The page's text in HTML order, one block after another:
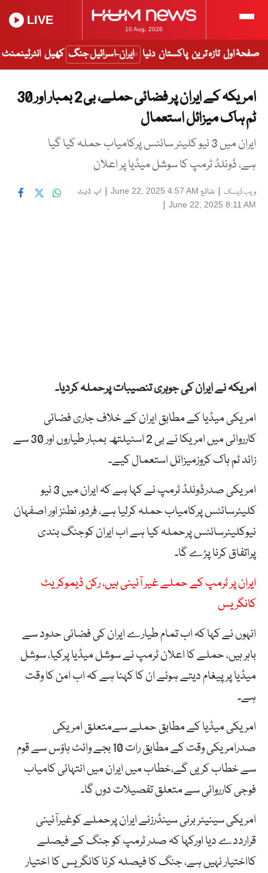
10 Aug, 2026
LIVE
صفحۂ اول تازہ ترین پاکستان دنیا ایران-اسرائیل جنگ کھیل انٹرٹینمنٹ
امریکہ کے ایران پر فضائی حملے، بی 2 بمبار اور 30
ٹم ہاک میزائل استعمال
ایران میں 3 نیو کلیئر سائٹس پرکامیاب حملہ کیا گیا
ہے، ڈونلڈ ٹرمپ کا سوشل میڈیا پر اعلان
ویب ڈیسک | شائع June 22, 2025 4:57 AM
| اپ ڈیٹ
June 22, 2025 8:11 AM
|
امریکہ نے ایران کی جوہری تنصیبات پرحملہ کردیا۔
امریکی میڈیا کے مطابق ایران کے خلاف جاری فضائی
کارروائی میں امریکا نے بی 2 اسٹیلتھ بمبار طیاروں اور 30 سے
زائد ٹم ہاک کروزمیزائل استعمال کیے۔
امریکی صدرڈونلڈ ٹرمپ نے کہا ہے کہ ایران میں 3 نیو
کلیئرسائٹس پرکامیاب حملہ کرلیا ہے، فردو، نطنز اور اصفہان
نیوکلیئرسائٹس پرحملہ کیا ہے اب ایران کوجنگ بندی
پراتفاق کرنا پڑے گا۔
ایران پر ٹرمپ کے حملے غیر آئینی ہیں، رکن ڈیموکریٹ
کانگریس
انہوں نے کہا کہ اب تمام طیارے ایران کی فضائی حدود سے
باہر ہیں، حملے کا اعلان ٹرمپ نے سوشل میڈیا پرکیا، سوشل
میڈیا پرپیغام دیتے ہوئے ان کا کہنا ہے کہ اب امن کا وقت
ہے۔
امریکی میڈیا کے مطابق حملے سےمتعلق امریکی
صدرامریکی وقت کے مطابق رات 10 بجے وائٹ ہاؤس سے قوم
سے خطاب کریں گے،خطاب میں ایران میں انتہائی کامیاب
فوجی کارروائی سے متعلق تفصیلات دوں گا۔
امریکی سینیٹر برنی سینڈرزنے ایران پرحملے کوغیرآئینی
قرارددے دیا اورکہا کہ صدر ٹرمپ کو جنگ کے فیصلے
کااختیار نہیں ہے، جنگ کا فیصلہ کرنا کانگریس کا اختیار